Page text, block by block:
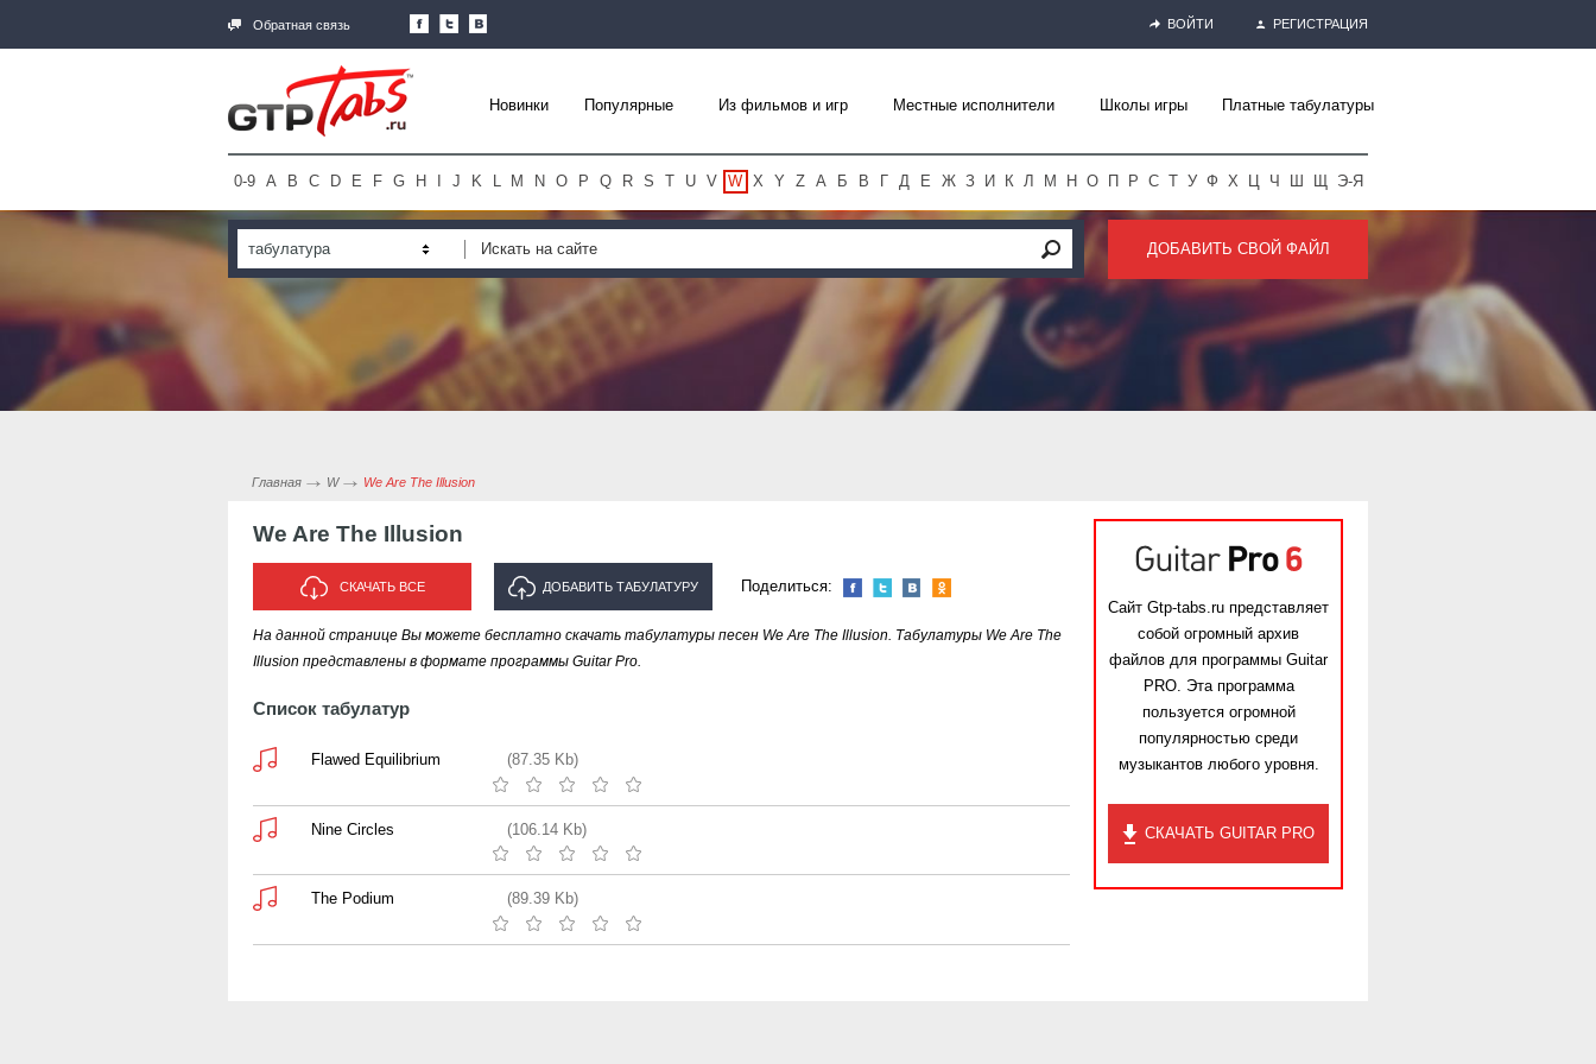
Обратная связь ВОЙТИ РЕГИСТРАЦИЯ
Новинки Популярные Из фильмов и игр Местные исполнители Школы игры Платные табулатуры
0-9 A B C D E F G H J K L M N O P Q R S T U V W X Y Z А Б В Г Д Е Ж З И К Л М Н О П Р С Т У Ф Х Ц Ч Ш Щ Э-Я
табулатура ДОБАВИТЬ СВОЙ ФАЙЛ
Главная W We Are The Illusion
We Are The Illusion
СКАЧАТЬ ВСЕ ДОБАВИТЬ ТАБУЛАТУРУ
ИСПОЛНИТЕЛЯ "WE ARE THE
Поделиться:
На данной странице Вы можете бесплатно скачать табулатуры песен We Are The Illusion. Табулатуры We Are The
Illusion представлены в формате программы Guitar Pro.
Список табулатур
Flawed Equilibrium (87.35 Kb)
Nine Circles (106.14 Kb)
The Podium (89.39 Kb)
Сайт Gtp-tabs.ru представляет
собой огромный архив
файлов для программы Guitar
PRO. Эта программа
пользуется огромной
популярностью среди
музыкантов любого уровня.
СКАЧАТЬ GUITAR PRO